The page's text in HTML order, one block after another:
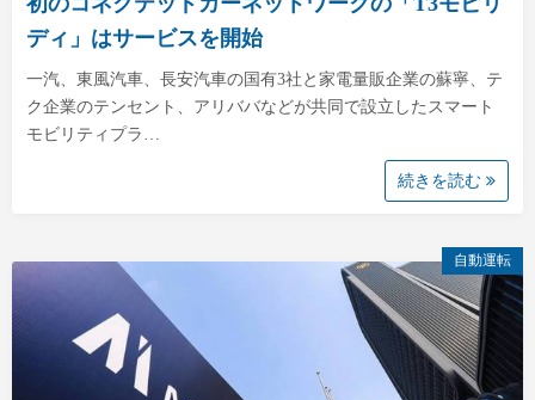
ディ」はサービスを開始
一汽、東風汽車、長安汽車の国有3社と家電量販企業の蘇寧、テ
ク企業のテンセント、アリババなどが共同で設立したスマート
モビリティプラ…
続きを読む
自動運転